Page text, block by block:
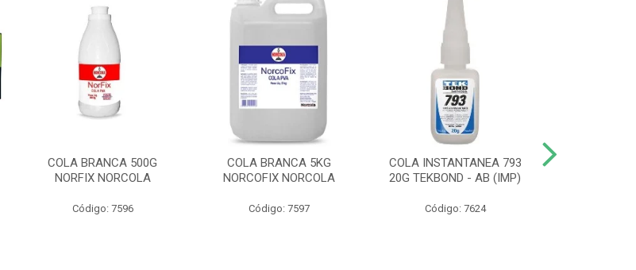
COLA BRANCA 500G
NORFIX NORCOLA
Código: 7596
COLA BRANCA 5KG
NORCOFIX NORCOLA
Código: 7597
COLA INSTANTANEA 793
20G TEKBOND - AB (IMP)
Código: 7624